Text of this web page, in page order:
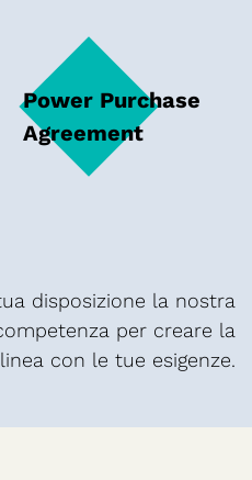
Power Purchase
Agreement
disposizione la nostra
per creare la
con le tue esigenze.